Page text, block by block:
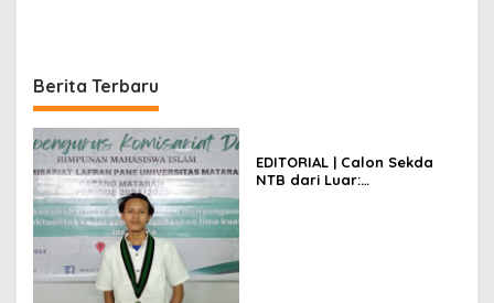
Berita Terbaru
EDITORIAL | Calon Sekda
NTB dari Luar: